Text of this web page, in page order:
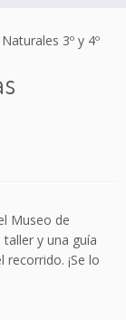
3º y 4º
Museo de
y una guía
¡Se lo